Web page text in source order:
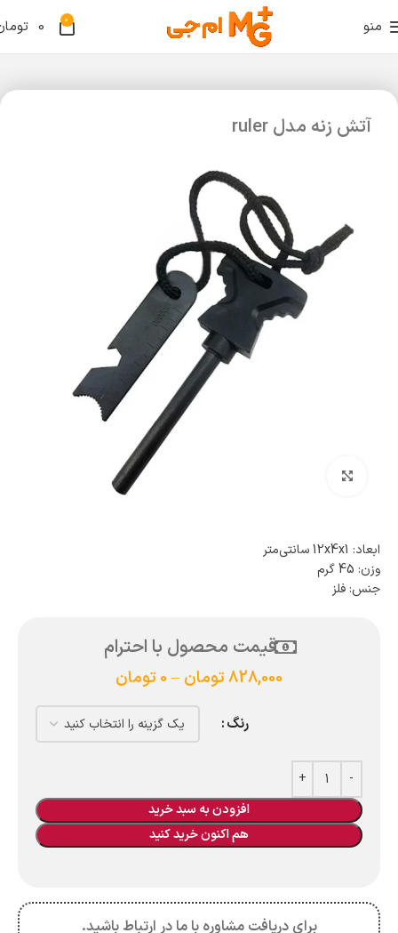
منو 0
0
آتش زنه مدل ruler
ابعاد: 12x4x1 سانتی‌متر
وزن: 45 گرم
جنس: فلز
قیمت محصول با احترام
828,000تومان –
0 تومان
رنگ
افزودن به سبد خرید
هم اکنون خرید کنید
برای دریافت مشاوره با ما در ارتباط باشید.